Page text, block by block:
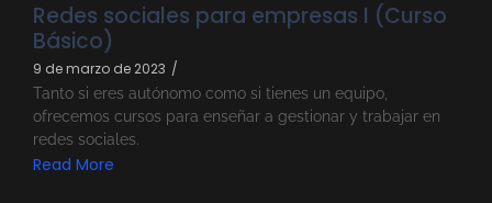
Redes sociales para empresas I (Curso
Básico)
9 de marzo de 2023 /
Tanto si eres autónomo como si tienes un equipo,
ofrecemos cursos para enseñar a gestionar y trabajar en
redes sociales.
Read More